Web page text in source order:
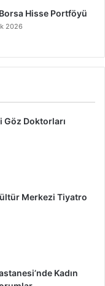
Hisse Portföyü
2026
Göz Doktorları
Merkezi Tiyatro
Kadın